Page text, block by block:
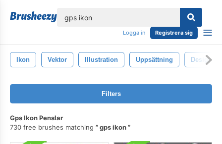
Logga in Registrera sig
Ikon Vektor Illustration Uppsättning Design
Filters
Gps Ikon Penslar
730 free brushes matching
gps ikon